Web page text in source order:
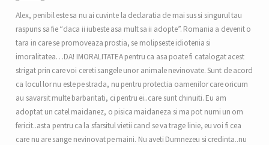
Alex, penibil este sa nu ai cuvinte la declaratia de mai sus si singurul tau
raspuns sa fie “daca ii iubeste asa mult sa ii adopte”. Romania a devenit o
tara in care se promoveaza prostia, se molipseste idiotenia si
imoralitatea…DA! IMORALITATEA pentru ca asa poate fi catalogat acest
strigat prin care voi cereti sangele unor animale nevinovate. Sunt de acord
ca locul lor nu este pe strada, nu pentru protectia oamenilor care oricum
au savarsit multe barbaritati, ci pentru ei..care sunt chinuiti. Eu am
adoptat un catel maidanez, o pisica maidaneza si ma pot numi un om
fericit..asta pentru ca la sfarsitul vietii cand se va trage linie, eu voi fi cea
care nu are sange nevinovat pe maini. Nu aveti Dumnezeu si credinta..nu